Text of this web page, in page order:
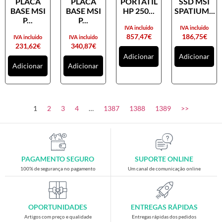
Placas gráficas
SAIS
Ventoínhas
Computadores
All-in-One
Gaming
Acessórios gaming
Cadeiras gaming
Merchandising
BASE MSI
P...
231,62€
IVA incluido
Adicionar
BASE MSI
P...
340,87€
IVA incluido
Adicionar
HP 250...
857,47€
IVA incluido
Adicionar
SPATIUM...
186,75€
IVA incluido
Adicionar
1 2 3 4 … 1387 1388 1389 >>
PAGAMENTO SEGURO
100% de segurança no pagamento
SUPORTE ONLINE
Um canal de comunicação online
OPORTUNIDADES
Artigos com preço e qualidade
ENTREGAS RÁPIDAS
Entregas rápidas dos pedidos